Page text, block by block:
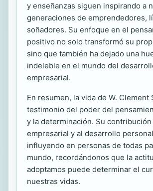
y enseñanzas siguen inspirando a
generaciones de emprendedores,
soñadores. Su enfoque en el
positivo no solo transformó su
sino que también ha dejado una
indeleble en el mundo del
empresarial.
En resumen, la vida de W. Clement
testimonio del poder del
y la determinación. Su contribución
empresarial y al desarrollo
influyendo en personas de todas
mundo, recordándonos que la
adoptamos puede determinar el
nuestras vidas.